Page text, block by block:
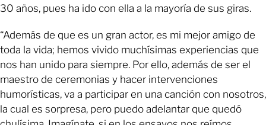
30 años, pues ha ido con ella a la mayoría de sus giras.
“Además de que es un gran actor, es mi mejor amigo de
toda la vida; hemos vivido muchísimas experiencias que
nos han unido para siempre. Por ello, además de ser el
maestro de ceremonias y hacer intervenciones
humorísticas, va a participar en una canción con nosotros,
la cual es sorpresa, pero puedo adelantar que quedó